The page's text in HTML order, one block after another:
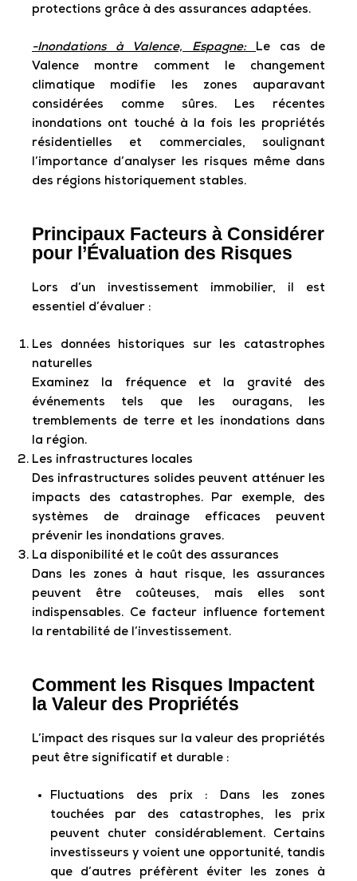
protections grâce à des assurances adaptées.
-Inondations à Valence, Espagne:Le cas de
Valence montre comment le changement
climatique modifie les zones auparavant
considérées comme sûres. Les récentes
inondations ont touché à la fois les propriétés
résidentielles et commerciales, soulignant
l’importance d’analyser les risques même dans
des régions historiquement stables.
Principaux Facteurs à Considérer
pour l’Évaluation des Risques
Lors d’un investissement immobilier, il est
essentiel d’évaluer :
Les données historiques sur les catastrophes
naturelles
Examinez la fréquence et la gravité des
événements tels que les ouragans, les
tremblements de terre et les inondations dans
la région.
Les infrastructures locales
Des infrastructures solides peuvent atténuer les
impacts des catastrophes. Par exemple, des
systèmes de drainage efficaces peuvent
prévenir les inondations graves.
La disponibilité et le coût des assurances
Dans les zones à haut risque, les assurances
peuvent être coûteuses, mais elles sont
indispensables. Ce facteur influence fortement
la rentabilité de l’investissement.
Comment les Risques Impactent
la Valeur des Propriétés
L’impact des risques sur la valeur des propriétés
peut être significatif et durable :
Fluctuations des prix : Dans les zones
touchées par des catastrophes, les prix
peuvent chuter considérablement. Certains
investisseurs y voient une opportunité, tandis
que d’autres préfèrent éviter les zones à